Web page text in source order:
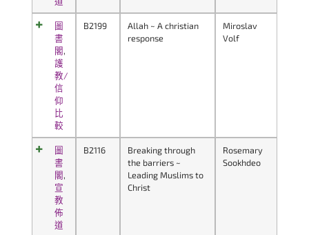
圖
書
閣,
護
教/
信
仰
比
較
B2199
Allah ~ A christian
response
Miroslav
Volf
圖
書
閣,
宣
教
佈
道
B2116
Breaking through
the barriers ~
Leading Muslims to
Christ
Rosemary
Sookhdeo